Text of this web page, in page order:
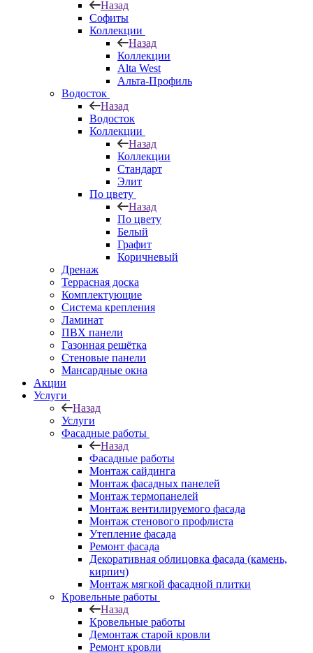
Назад
Софиты
Коллекции
Назад
Коллекции
Alta West
Альта-Профиль
Водосток
Назад
Водосток
Коллекции
Назад
Коллекции
Стандарт
Элит
По цвету
Назад
По цвету
Белый
Графит
Коричневый
Дренаж
Террасная доска
Комплектующие
Система крепления
Ламинат
ПВХ панели
Газонная решётка
Стеновые панели
Мансардные окна
Акции
Услуги
Назад
Услуги
Фасадные работы
Назад
Фасадные работы
Монтаж сайдинга
Монтаж фасадных панелей
Монтаж термопанелей
Монтаж вентилируемого фасада
Монтаж стенового профлиста
Утепление фасада
Ремонт фасада
Декоративная облицовка фасада (камень,
кирпич)
Монтаж мягкой фасадной плитки
Кровельные работы
Назад
Кровельные работы
Демонтаж старой кровли
Ремонт кровли